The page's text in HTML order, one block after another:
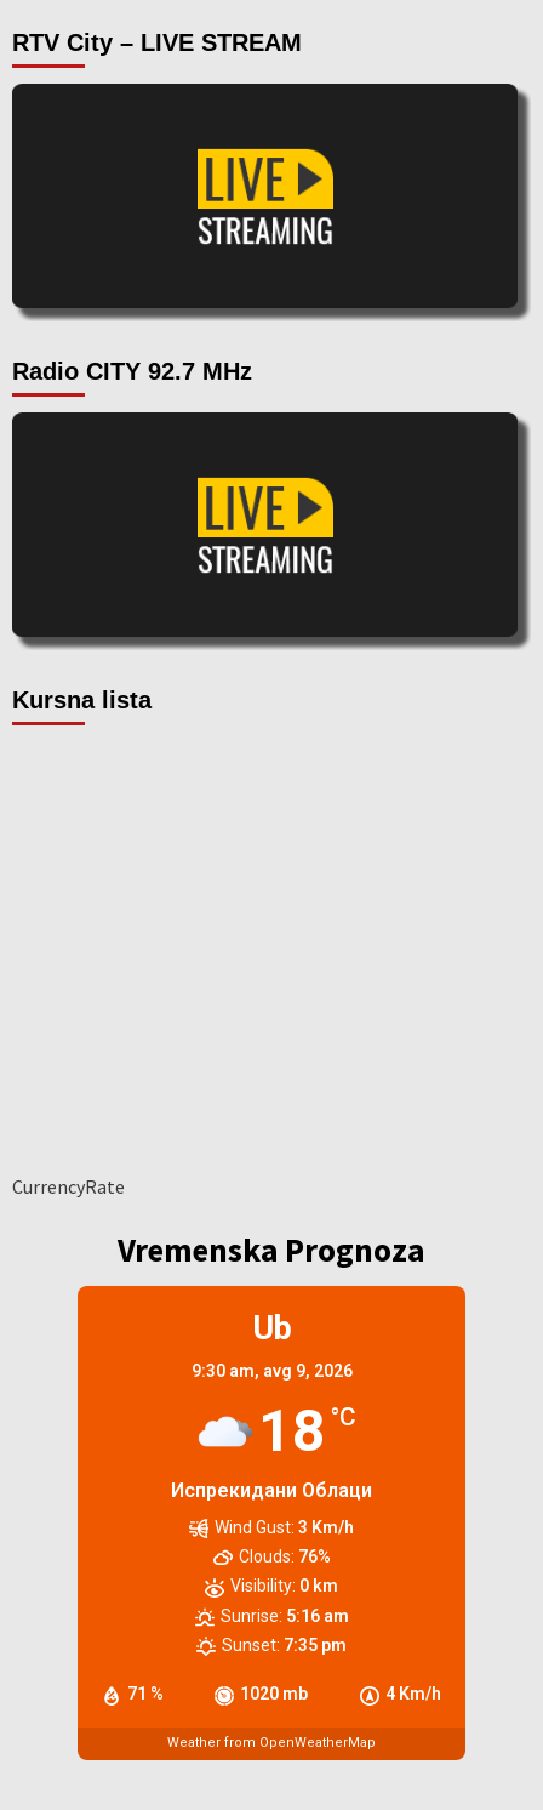
RTV City – LIVE STREAM
Radio CITY 92.7 MHz
Kursna lista
CurrencyRate
Vremenska Prognoza
Ub
9:30 am, avg 9, 2026
18 °C
Испрекидани Облаци
71 % 1020 mb 4 Km/h
Wind Gust: 3 Km/h
Clouds: 76%
Visibility: 0 km
Sunrise: 5:16 am
Sunset: 7:35 pm
Weather from OpenWeatherMap